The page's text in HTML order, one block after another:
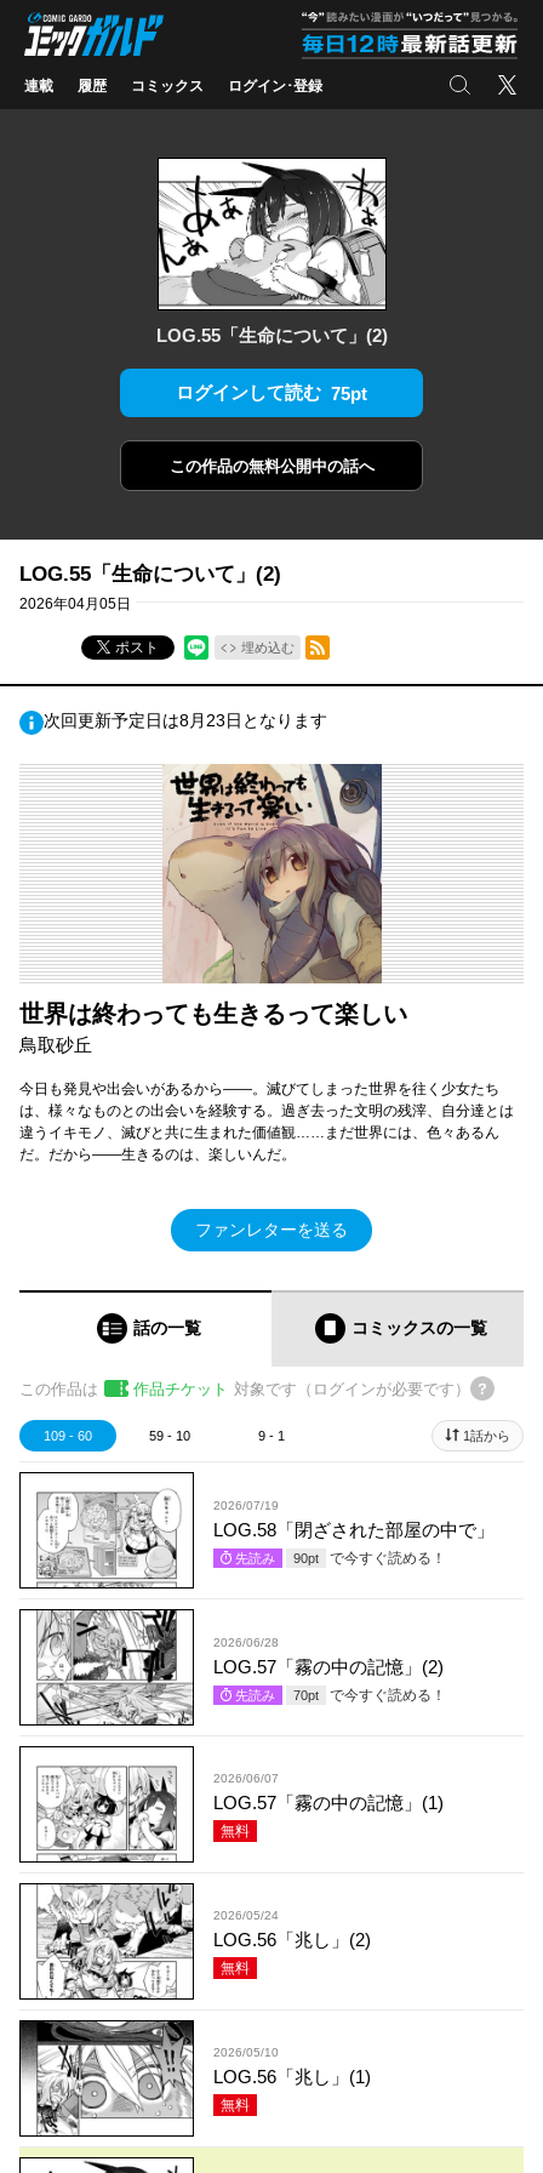
コミックガルド
連載 履歴 コミックス ログイン･登録 検索 X
LOG.55「生命について」(2)
ログインして読む 75pt
この作品の無料公開中の話へ
LOG.55「生命について」(2)
2026年04月05日
ポスト 埋め込む
RSSフィード
次回更新予定日は8月23日となります
世界は終わっても生きるって楽しい
鳥取砂丘
今日も発見や出会いがあるから――。滅びてしまった世界を往く少女たち
は、様々なものとの出会いを経験する。過ぎ去った文明の残滓、自分達とは
違うイキモノ、滅びと共に生まれた価値観……まだ世界には、色々あるん
だ。だから――生きるのは、楽しいんだ。
ファンレターを送る
話の一覧 コミックスの一覧
この作品は 作品チケット 対象です（ログインが必要です）
109 - 60 59 - 10 9 - 1 1話から
2026/07/19
LOG.58「閉ざされた部屋の中で」
先読み 90pt で今すぐ読める！
2026/06/28
LOG.57「霧の中の記憶」(2)
先読み 70pt で今すぐ読める！
2026/06/07
LOG.57「霧の中の記憶」(1)
無料
2026/05/24
LOG.56「兆し」(2)
無料
2026/05/10
LOG.56「兆し」(1)
無料